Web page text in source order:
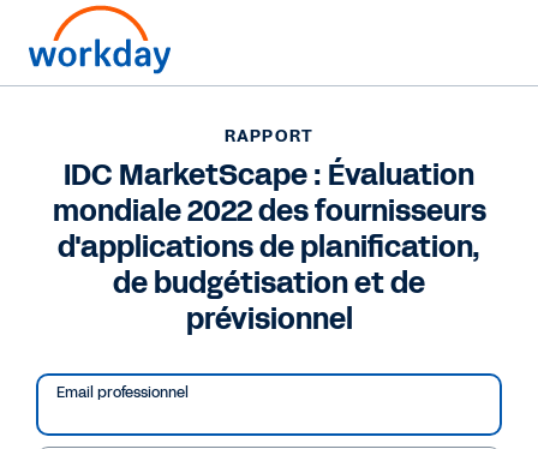
IDC MarketScape :
Évaluation mondiale
2022 des fournisseurs
d'applications de
planification, de
budgétisation et de
RAPPORT
IDC MarketScape : Évaluation
mondiale 2022 des fournisseurs
d'applications de planification,
de budgétisation et de
prévisionnel
Email professionnel